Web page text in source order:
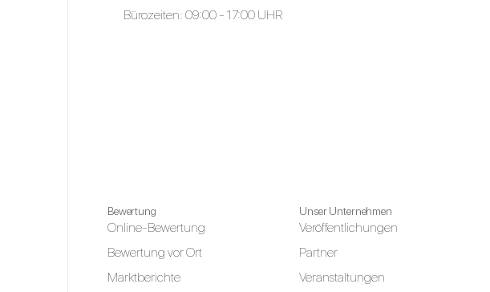
Bürozeiten: 09:00 - 17:00 UHR
Bewertung
Online-Bewertung
Bewertung vor Ort
Marktberichte
Unser Unternehmen
Veröffentlichungen
Partner
Veranstaltungen